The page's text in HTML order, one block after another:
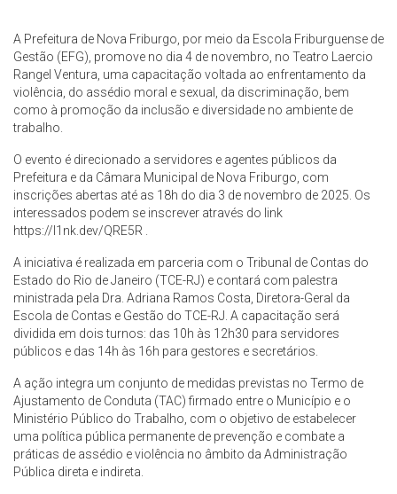
A Prefeitura de Nova Friburgo, por meio da Escola Friburguense de
Gestão (EFG), promove no dia 4 de novembro, no Teatro Laercio
Rangel Ventura, uma capacitação voltada ao enfrentamento da
violência, do assédio moral e sexual, da discriminação, bem
como à promoção da inclusão e diversidade no ambiente de
trabalho.
O evento é direcionado a servidores e agentes públicos da
Prefeitura e da Câmara Municipal de Nova Friburgo, com
inscrições abertas até as 18h do dia 3 de novembro de 2025. Os
interessados podem se inscrever através do link
https://l1nk.dev/QRE5R .
A iniciativa é realizada em parceria com o Tribunal de Contas do
Estado do Rio de Janeiro (TCE-RJ) e contará com palestra
ministrada pela Dra. Adriana Ramos Costa, Diretora-Geral da
Escola de Contas e Gestão do TCE-RJ. A capacitação será
dividida em dois turnos: das 10h às 12h30 para servidores
públicos e das 14h às 16h para gestores e secretários.
A ação integra um conjunto de medidas previstas no Termo de
Ajustamento de Conduta (TAC) firmado entre o Município e o
Ministério Público do Trabalho, com o objetivo de estabelecer
uma política pública permanente de prevenção e combate a
práticas de assédio e violência no âmbito da Administração
Pública direta e indireta.